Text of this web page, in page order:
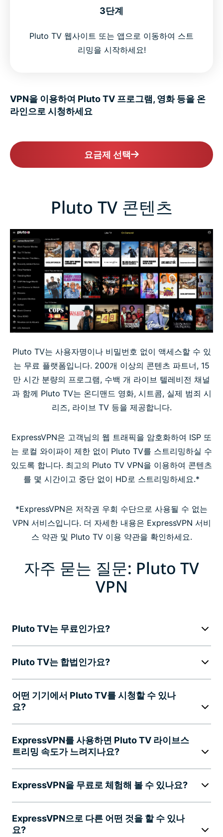
3단계
Pluto TV 웹사이트 또는 앱으로 이동하여 스트
리밍을 시작하세요!
VPN을 이용하여 Pluto TV 프로그램, 영화 등을 온
라인으로 시청하세요
요금제 선택
Pluto TV 콘텐츠
Pluto TV는 사용자명이나 비밀번호 없이 액세스할 수 있
는 무료 플랫폼입니다. 200개 이상의 콘텐츠 파트너, 15
만 시간 분량의 프로그램, 수백 개 라이브 텔레비전 채널
과 함께 Pluto TV는 온디맨드 영화, 시트콤, 실제 범죄 시
리즈, 라이브 TV 등을 제공합니다.
ExpressVPN은 고객님의 웹 트래픽을 암호화하여 ISP 또
는 로컬 와이파이 제한 없이 Pluto TV를 스트리밍하실 수
있도록 합니다. 최고의 Pluto TV VPN을 이용하여 콘텐츠
를 몇 시간이고 중단 없이 HD로 스트리밍하세요.*
*ExpressVPN은 저작권 우회 수단으로 사용될 수 없는
VPN 서비스입니다. 더 자세한 내용은 ExpressVPN 서비
스 약관 및 Pluto TV 이용 약관을 확인하세요.
자주 묻는 질문: Pluto TV
VPN
Pluto TV는 무료인가요?
Pluto TV는 합법인가요?
어떤 기기에서 Pluto TV를 시청할 수 있나
요?
ExpressVPN를 사용하면 Pluto TV 라이브스
트리밍 속도가 느려지나요?
ExpressVPN을 무료로 체험해 볼 수 있나요?
ExpressVPN으로 다른 어떤 것을 할 수 있나
요?